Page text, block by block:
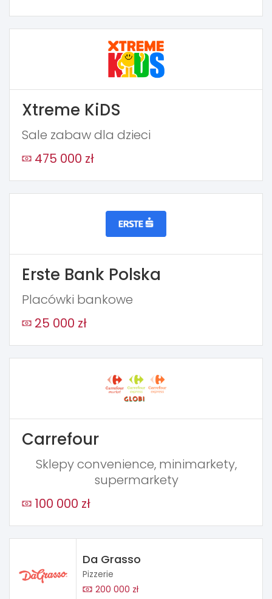
Xtreme KiDS
Sale zabaw dla dzieci
475 000 zł
Erste Bank Polska
Placówki bankowe
25 000 zł
Carrefour
Sklepy convenience, minimarkety,
supermarkety
100 000 zł
Da Grasso
Pizzerie
200 000 zł